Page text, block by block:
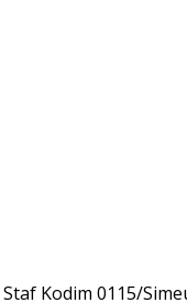
Kodim 0115/